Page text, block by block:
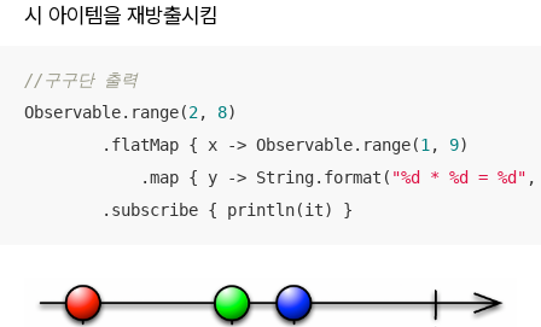
시 아이템을 재방출시킴
//구구단 출력
Observable.range(2, 8)
        .flatMap { x -> Observable.range(
1 , 9)
            .map { y -> String.format(
"%d * %d = %d" ,
        .subscribe { println(it) }